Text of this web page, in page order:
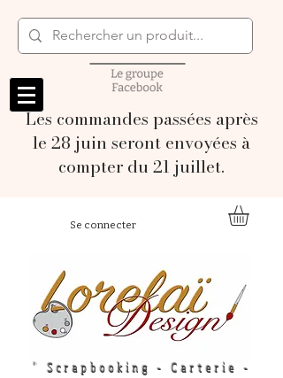
Les commandes passées après
le 28 juin seront envoyées à
compter du 21 juillet.
Se connecter
" Scrapbooking - Carterie -